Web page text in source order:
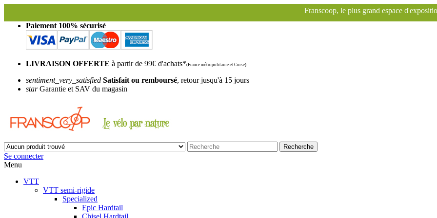
Franscoop, le plus grand espace d'exposition Specialized à
Paiement 100% sécurisé
LIVRAISON OFFERTE à partir de 99€ d'achats*(France métropolitaine et Corse)
sentiment_very_satisfied Satisfait ou remboursé, retour jusqu'à 15 jours
starGarantie et SAV du magasin
Recherche
Se connecter
Menu
VTT
VTT semi-rigide
Specialized
Epic Hardtail
Chisel Hardtail